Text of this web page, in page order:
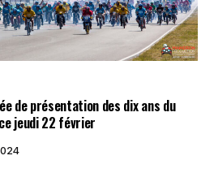
de présentation des dix ans du
jeudi 22 février